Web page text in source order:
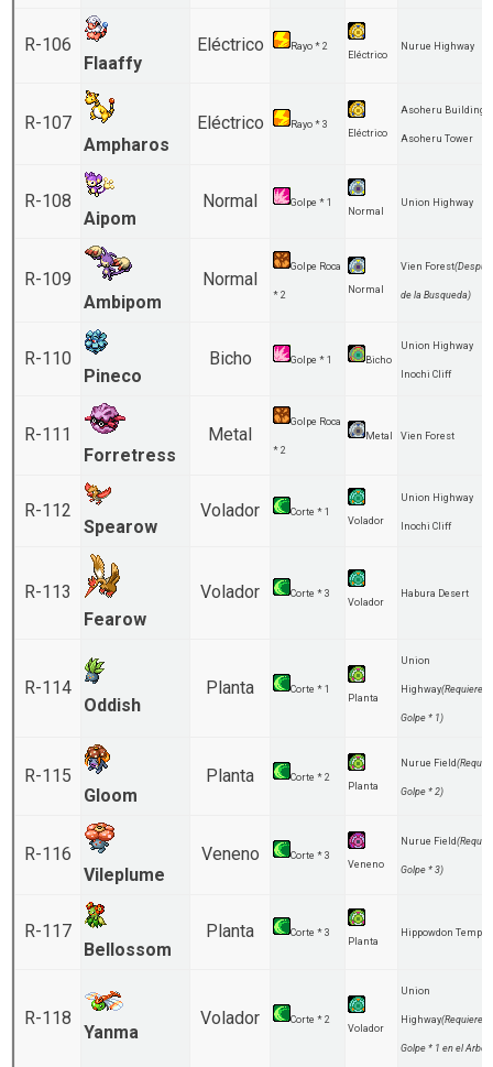
R-106
Flaaffy
Eléctrico
Rayo * 2
Eléctrico
Nurue Highway
R-107
Ampharos
Eléctrico
Rayo * 3
Eléctrico
Asoheru Building
Asoheru Tower
R-108
Aipom
Normal
Golpe * 1
Normal
Union Highway
R-109
Ambipom
Normal
Golpe Roca
* 2 Normal
Vien Forest
de la Busqueda)
R-110
Pineco
Bicho Golpe * 1 Bicho
Union Highway
Inochi Cliff
R-111
Forretress
Metal
Golpe Roca
* 2
Metal Vien Forest
R-112
Spearow
Volador
Corte * 1
Volador
Union Highway
Inochi Cliff
R-113
Fearow
Volador
Corte * 3
Volador
Habura Desert
R-114
Oddish
Planta
Corte * 1
Planta
Union
Highway(Requiere
Golpe * 1)
R-115
Gloom
Planta
Corte * 2
Planta
Nurue Field
Golpe * 2)
R-116
Vileplume
Veneno
Corte * 3
Veneno
Nurue Field
Golpe * 3)
R-117
Bellossom
Planta
Corte * 3
Planta
Hippowdon Temple
R-118
Yanma
Volador
Corte * 2
Volador
Union
Highway(Requiere
Golpe * 1 en el Arbol)